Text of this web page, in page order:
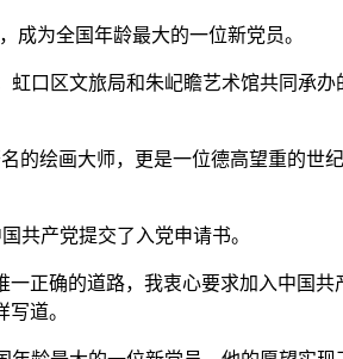
成为全国年龄最大的一位新党员。
口区文旅局和朱屺瞻艺术馆共同承
的绘画大师，更是一位德高望重的
共产党提交了入党申请书。
正确的道路，我衷心要求加入中国
道。